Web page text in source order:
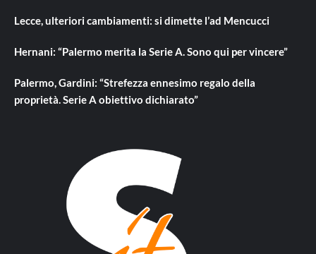
Lecce, ulteriori cambiamenti: si dimette l’ad Mencucci
Hernani: “Palermo merita la Serie A. Sono qui per vincere”
Palermo, Gardini: “Strefezza ennesimo regalo della
proprietà. Serie A obiettivo dichiarato”